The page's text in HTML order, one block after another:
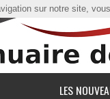
LES
sur notre site,